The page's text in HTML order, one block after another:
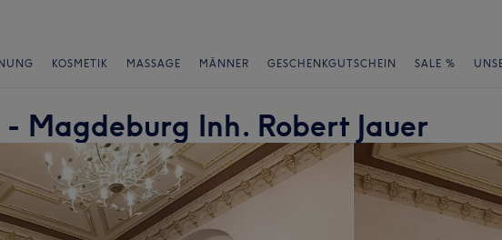
KOSMETIK MASSAGE MÄNNER GESCHENKGUTSCHEIN SALE %
- Magdeburg Inh. Robert Jauer